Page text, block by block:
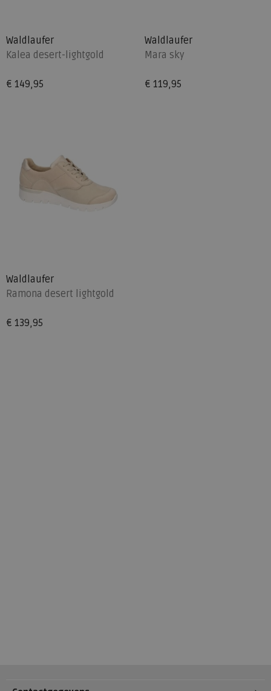
Waldlaufer
Kalea desert-lightgold
€ 149,95
Waldlaufer
Mara sky
€ 119,95
Waldlaufer
Ramona desert lightgold
€ 139,95